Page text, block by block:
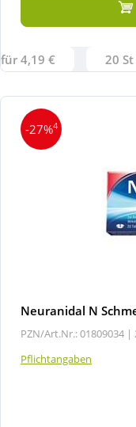
4,19 € 20
-27%4
Neuranidal N
PZN/Art.Nr.: 01809034 |
Pflichtangaben